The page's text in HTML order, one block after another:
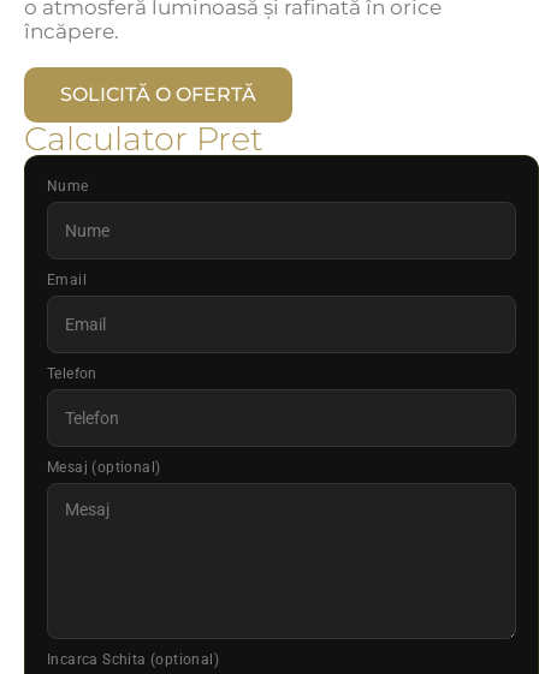
o atmosferă luminoasă și rafinată în orice
încăpere.
SOLICITĂ O OFERTĂ
Calculator Pret
Nume
Email
Telefon
Mesaj (optional)
Incarca Schita (optional)